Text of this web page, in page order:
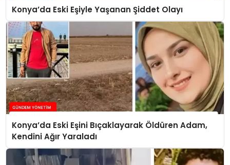
Konya’da Eski Eşiyle Yaşanan Şiddet Olayı
Konya’da Eski Eşini Bıçaklayarak Öldüren Adam,
Kendini Ağır Yaraladı